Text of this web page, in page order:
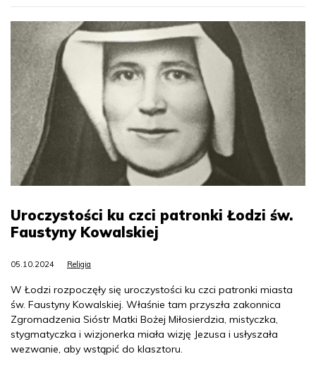
Uroczystości ku czci patronki Łodzi św.
Faustyny Kowalskiej
05.10.2024 Religia
W Łodzi rozpoczęły się uroczystości ku czci patronki miasta
św. Faustyny Kowalskiej. Właśnie tam przyszła zakonnica
Zgromadzenia Sióstr Matki Bożej Miłosierdzia, mistyczka,
stygmatyczka i wizjonerka miała wizję Jezusa i usłyszała
wezwanie, aby wstąpić do klasztoru.